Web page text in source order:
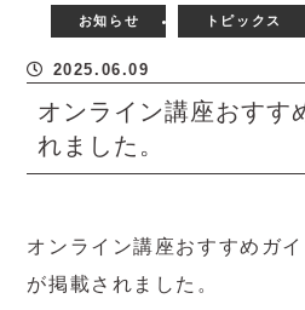
お知らせ トピックス
2025.06.09
オンライン講座おすす
れました。
オンライン講座おすすめガ
が掲載されました。